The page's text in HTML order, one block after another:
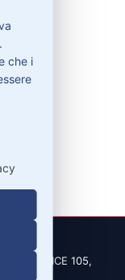
DEL SALICE 105,
che i